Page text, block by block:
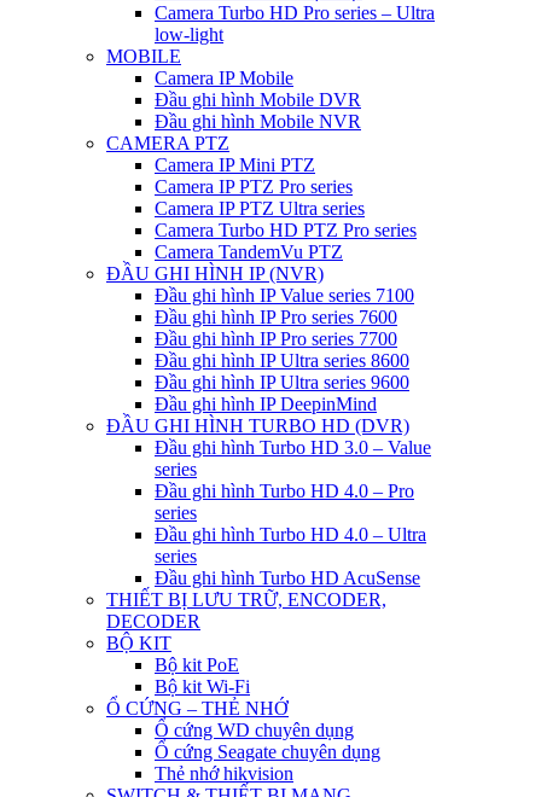
Camera Turbo HD Pro series – Ultra
low-light
MOBILE
Camera IP Mobile
Đầu ghi hình Mobile DVR
Đầu ghi hình Mobile NVR
CAMERA PTZ
Camera IP Mini PTZ
Camera IP PTZ Pro series
Camera IP PTZ Ultra series
Camera Turbo HD PTZ Pro series
Camera TandemVu PTZ
ĐẦU GHI HÌNH IP (NVR)
Đầu ghi hình IP Value series 7100
Đầu ghi hình IP Pro series 7600
Đầu ghi hình IP Pro series 7700
Đầu ghi hình IP Ultra series 8600
Đầu ghi hình IP Ultra series 9600
Đầu ghi hình IP DeepinMind
ĐẦU GHI HÌNH TURBO HD (DVR)
Đầu ghi hình Turbo HD 3.0 – Value
series
Đầu ghi hình Turbo HD 4.0 – Pro
series
Đầu ghi hình Turbo HD 4.0 – Ultra
series
Đầu ghi hình Turbo HD AcuSense
THIẾT BỊ LƯU TRỮ, ENCODER,
DECODER
BỘ KIT
Bộ kit PoE
Bộ kit Wi-Fi
Ổ CỨNG – THẺ NHỚ
Ổ cứng WD chuyên dụng
Ổ cứng Seagate chuyên dụng
Thẻ nhớ hikvision